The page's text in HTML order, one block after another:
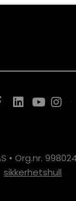
.
• Org.nr.
sikkerhetshull